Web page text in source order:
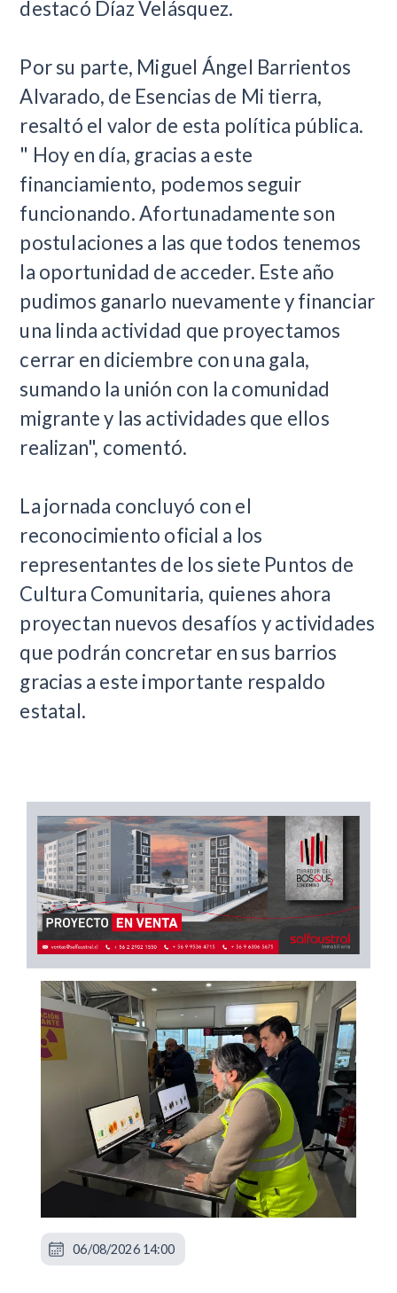
destacó Díaz Velásquez.
Por su parte, Miguel Ángel Barrientos
Alvarado, de Esencias de Mi tierra,
resaltó el valor de esta política pública.
" Hoy en día, gracias a este
financiamiento, podemos seguir
funcionando. Afortunadamente son
postulaciones a las que todos tenemos
la oportunidad de acceder. Este año
pudimos ganarlo nuevamente y financiar
una linda actividad que proyectamos
cerrar en diciembre con una gala,
sumando la unión con la comunidad
migrante y las actividades que ellos
realizan", comentó.
La jornada concluyó con el
reconocimiento oficial a los
representantes de los siete Puntos de
Cultura Comunitaria, quienes ahora
proyectan nuevos desafíos y actividades
que podrán concretar en sus barrios
gracias a este importante respaldo
estatal.
06/08/2026 14:00